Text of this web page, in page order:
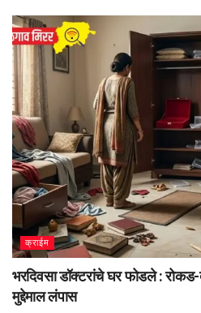
क्राईम
भरदिवसा डॉक्टरांचे घर फोडले : रोकड-
मुद्देमाल लंपास